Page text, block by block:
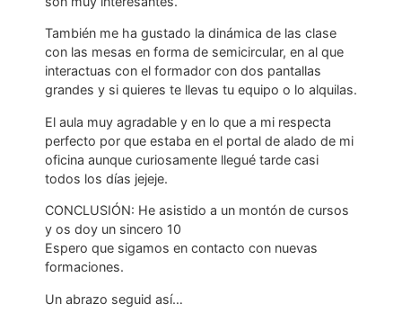
También me ha gustado la dinámica de las clase
con las mesas en forma de semicircular, en al que
interactuas con el formador con dos pantallas
grandes y si quieres te llevas tu equipo o lo alquilas.
El aula muy agradable y en lo que a mi respecta
perfecto por que estaba en el portal de alado de mi
oficina aunque curiosamente llegué tarde casi
todos los días jejeje.
CONCLUSIÓN: He asistido a un montón de cursos
y os doy un sincero 10
Espero que sigamos en contacto con nuevas
formaciones.
Un abrazo seguid así…